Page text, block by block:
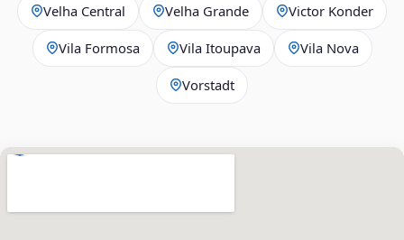
Velha Central Velha Grande Victor Konder
Vila Formosa Vila Itoupava Vila Nova
Vorstadt